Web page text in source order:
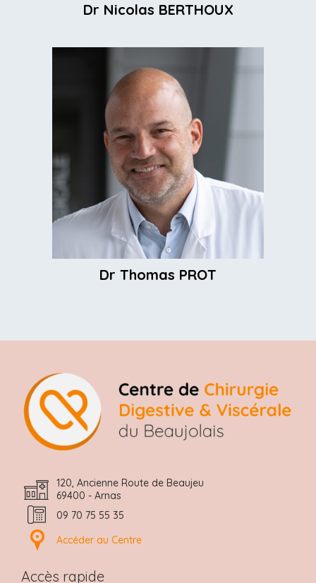
Dr Nicolas BERTHOUX
Dr Thomas PROT
120, Ancienne Route de Beaujeu
69400 - Arnas
09 70 75 55 35
Accéder au Centre
Accès rapide